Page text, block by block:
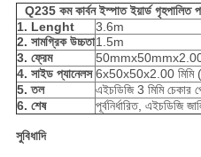
Q235 কম কার্বন ইস্পাত ইয়ার্ড গৃহপালিত
1. Lenght
3.6m
2. সামগ্রিক উচ্চতা1.5m
3. ফ্রেম
4. সাইড প্যানেলস 6x50x50x2.00 মিমি
5. তল
এইচডিজি 3 মিমি
6. শেষ
পূর্বনির্ধারিত, এইচডিজি
সুবিধাদি